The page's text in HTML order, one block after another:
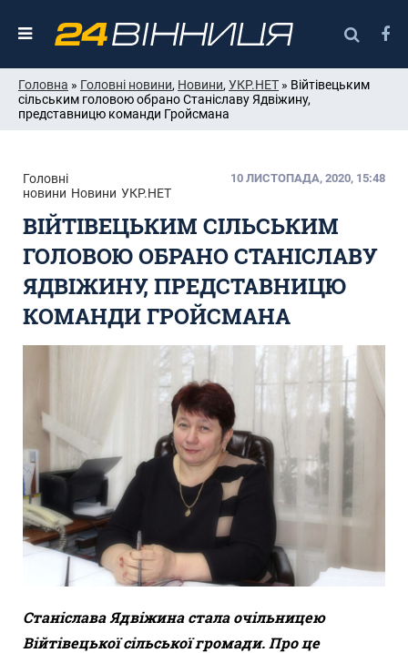
Головна » Головні новини, Новини, УКР.НЕТ » Війтівецьким
сільським головою обрано Станіславу Ядвіжину,
представницю команди Гройсмана
Головні
новини Новини УКР.НЕТ
10 ЛИСТОПАДА, 2020, 15:48
ВІЙТІВЕЦЬКИМ СІЛЬСЬКИМ
ГОЛОВОЮ ОБРАНО СТАНІСЛАВУ
ЯДВІЖИНУ, ПРЕДСТАВНИЦЮ
КОМАНДИ ГРОЙСМАНА
Станіслава Ядвіжина стала очільницею
Війтівецької сільської громади. Про це